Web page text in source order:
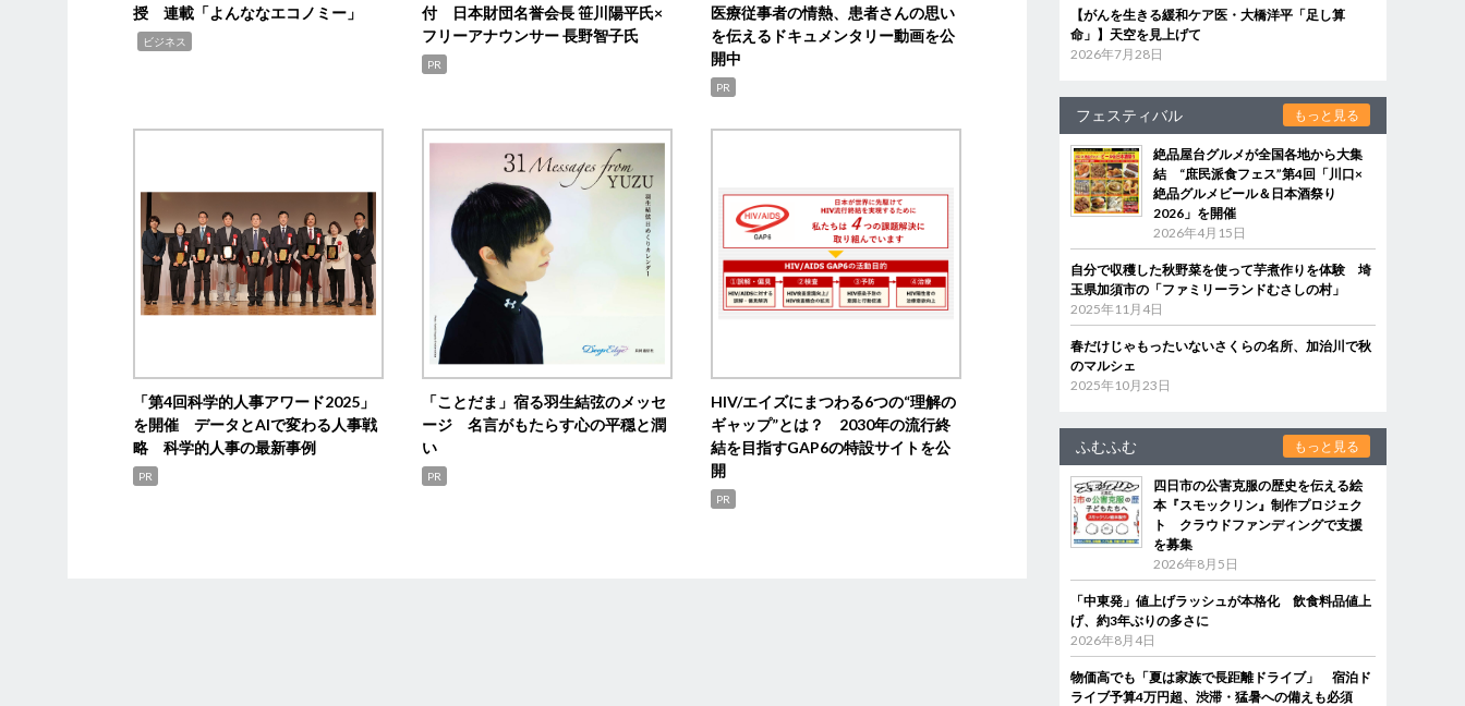
授 連載「よんななエコノミー」
ビジネス
付 日本財団名誉会長 笹川陽平氏×
フリーアナウンサー 長野智子氏
PR
医療従事者の情熱、患者さんの思い
を伝えるドキュメンタリー動画を公
開中
PR
「第4回科学的人事アワード2025」
を開催 データとAIで変わる人事戦
略 科学的人事の最新事例
PR
「ことだま」宿る羽生結弦のメッセ
ージ 名言がもたらす心の平穏と潤
い
PR
HIV/エイズにまつわる6つの“理解の
ギャップ”とは？ 2030年の流行終
結を目指すGAP6の特設サイトを公
開
PR
【がんを生きる緩和ケア医・大橋洋平「足し算
命」】天空を見上げて
2026年7月28日
フェスティバル もっと見る
絶品屋台グルメが全国各地から大集
結 “庶民派食フェス”第4回「川口×
絶品グルメビール＆日本酒祭り
2026」を開催
2026年4月15日
自分で収穫した秋野菜を使って芋煮作りを体験 埼
玉県加須市の「ファミリーランドむさしの村」
2025年11月4日
春だけじゃもったいないさくらの名所、加治川で秋
のマルシェ
2025年10月23日
ふむふむ もっと見る
四日市の公害克服の歴史を伝える絵
本『スモックリン』制作プロジェク
ト クラウドファンディングで支援
を募集
2026年8月5日
「中東発」値上げラッシュが本格化 飲食料品値上
げ、約3年ぶりの多さに
2026年8月4日
物価高でも「夏は家族で長距離ドライブ」 宿泊ド
ライブ予算4万円超、渋滞・猛暑への備えも必須